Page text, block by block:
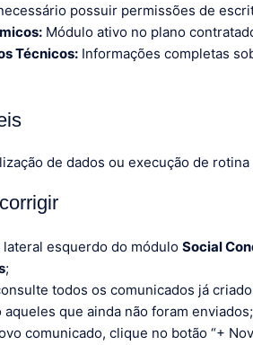
possuir permissões de
Módulo ativo no plano
Técnicos: Informações completas
de dados ou execução de
lateral esquerdo do móduloSocial
;
todos os comunicados já
aqueles que ainda não foram enviados;
comunicado, clique no botão “+